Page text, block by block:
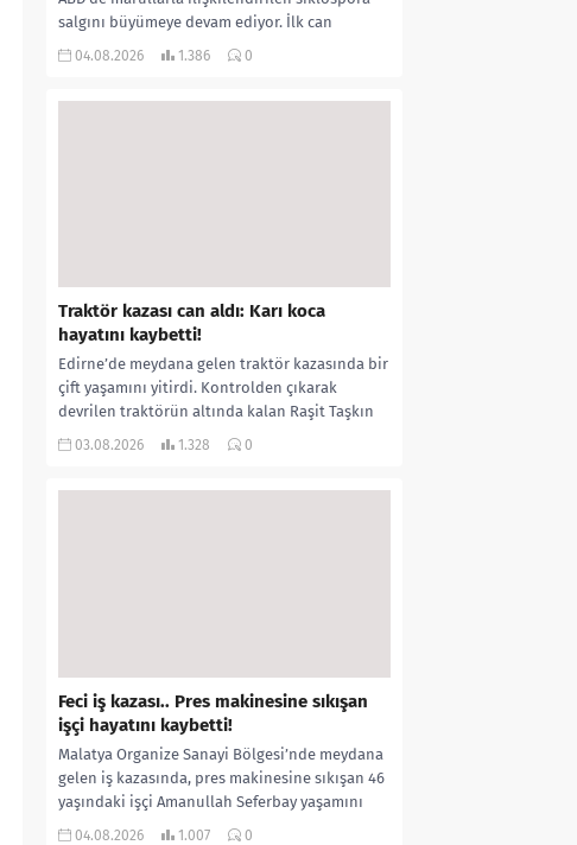
salgını büyümeye devam ediyor. İlk can
kayıplarının yaşandığı salgında vaka sayısının
04.08.2026 1.386 0
Traktör kazası can aldı: Karı koca
hayatını kaybetti!
Edirne’de meydana gelen traktör kazasında bir
çift yaşamını yitirdi. Kontrolden çıkarak
devrilen traktörün altında kalan Raşit Taşkın
ile eşi Fatma...
03.08.2026 1.328 0
Feci iş kazası.. Pres makinesine sıkışan
işçi hayatını kaybetti!
Malatya Organize Sanayi Bölgesi’nde meydana
gelen iş kazasında, pres makinesine sıkışan 46
yaşındaki işçi Amanullah Seferbay yaşamını
yitirdi. Olayla ilgili...
04.08.2026 1.007 0